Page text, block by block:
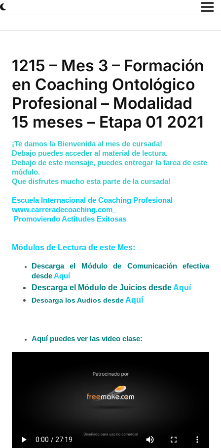
1215 – Mes 3 – Formación
en Coaching Ontológico
Profesional – Modalidad
15 meses – Etapa 01 2021
¡Te damos la Bienvenida al mes de cursada!
Debajo puedes acceder al material de lectura.
Debajo de este mensaje, puedes entregar la tarea de este
módulo.
Que disfrutes mucho esta parte de la cursada!
Escuela Internacional de Coaching Profesional
www.carreradecoaching.com
Promoviendo Actitudes Exitosas
Módulos de Lectura de este Mes:
Descarga el Módulo de Comunicación efectiva
desdeAquí
Descarga el Módulo de Juicios desdeAquí
Descarga los Audios desdeAquí
Aquí puedes ver las video clase: